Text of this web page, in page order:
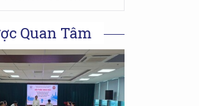
Quan Tâm